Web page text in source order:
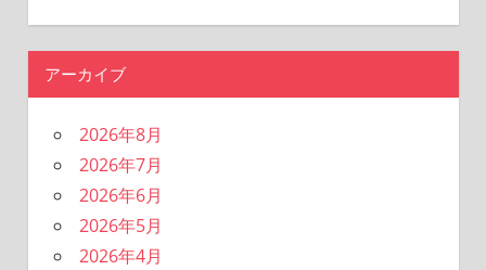
アーカイブ
2026年8月
2026年7月
2026年6月
2026年5月
2026年4月